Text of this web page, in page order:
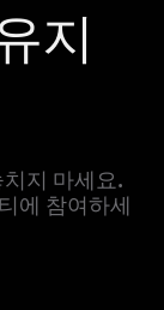
지
지 마세요.
에 참여하세